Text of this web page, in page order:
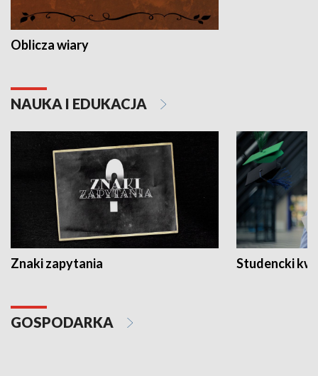
Oblicza wiary
NAUKA I EDUKACJA
Znaki zapytania Studencki
GOSPODARKA